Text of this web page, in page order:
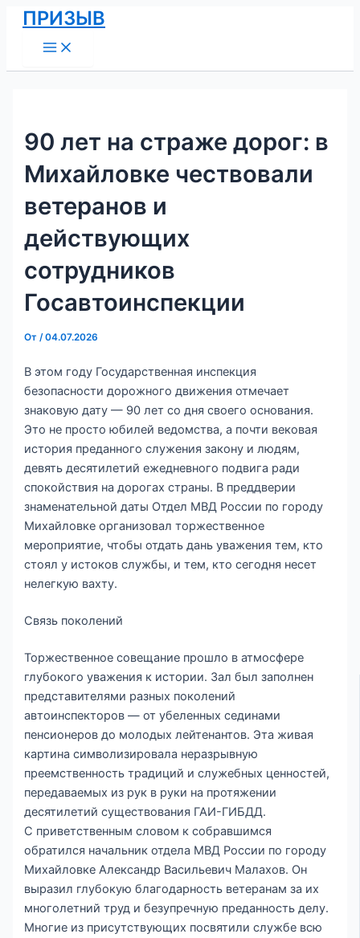
Перейти
содержимому
ПРИЗЫВ
Menu
90 лет на страже дорог: в
Михайловке чествовали
ветеранов и
действующих
сотрудников
Госавтоинспекции
От/04.07.2026
В этом году Государственная инспекция
безопасности дорожного движения отмечает
знаковую дату — 90 лет со дня своего основания.
Это не просто юбилей ведомства, а почти вековая
история преданного служения закону и людям,
девять десятилетий ежедневного подвига ради
спокойствия на дорогах страны. В преддверии
знаменательной даты Отдел МВД России по городу
Михайловке организовал торжественное
мероприятие, чтобы отдать дань уважения тем, кто
стоял у истоков службы, и тем, кто сегодня несет
нелегкую вахту.
Связь поколений
Торжественное совещание прошло в атмосфере
глубокого уважения к истории. Зал был заполнен
представителями разных поколений
автоинспекторов — от убеленных сединами
пенсионеров до молодых лейтенантов. Эта живая
картина символизировала неразрывную
преемственность традиций и служебных ценностей,
передаваемых из рук в руки на протяжении
десятилетий существования ГАИ-ГИБДД.
С приветственным словом к собравшимся
обратился начальник отдела МВД России по городу
Михайловке Александр Васильевич Малахов. Он
выразил глубокую благодарность ветеранам за их
многолетний труд и безупречную преданность делу.
Многие из присутствующих посвятили службе всю
Навигация
по
записям